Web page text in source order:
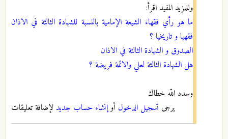
وللمزيد المفيد اقرأ:
ما هو رأي فقهاء الشيعة الإمامية بالنسبة للشهادة الثالثة في الاذان
فقهيا و تاريخيا ؟
الصدوق و الشهادة الثالثة في الاذان
هل الشهادة الثالثة لعلي والائمة فريضة ؟
وسدد اللّه خطاك
يرجى تسجيل الدخول أوإنشاء حساب جديد لإضافة تعليقات